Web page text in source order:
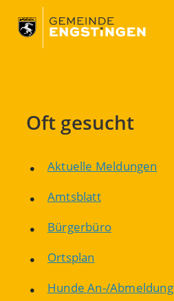
Oft gesucht
Aktuelle Meldungen
Amtsblatt
Bürgerbüro
Ortsplan
Hunde An-/Abmeldung